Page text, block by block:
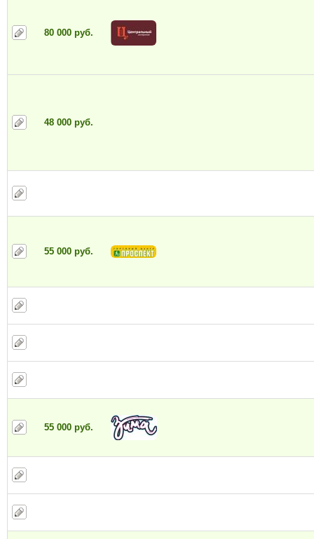
80 000 руб.
48 000 руб.
55 000 руб.
55 000 руб.